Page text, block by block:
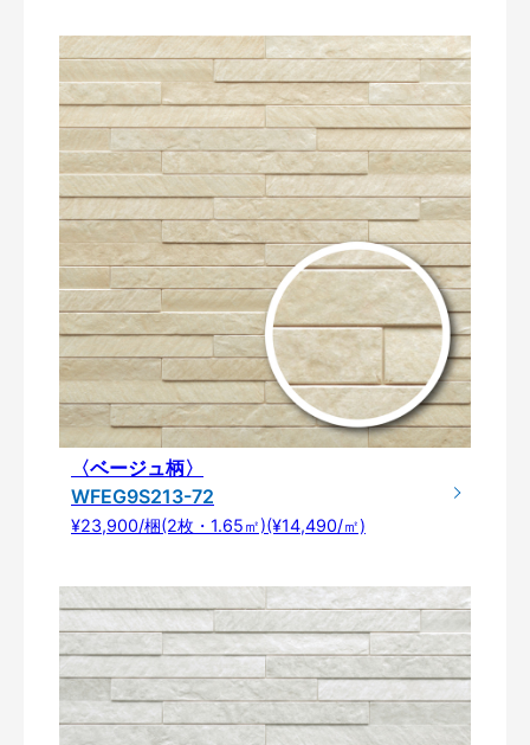
〈ベージュ柄〉
WFEG9S213-72
¥23,900/梱(2枚・1.65㎡)(¥14,490/㎡)